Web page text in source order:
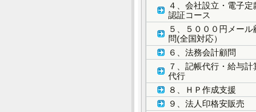
４、会社設立・電子定
認証コース
５、５０００円メール
問(全国対応）
６、法務会計顧問
７、記帳代行・給与計
代行
８、ＨＰ作成支援
９、法人印格安販売